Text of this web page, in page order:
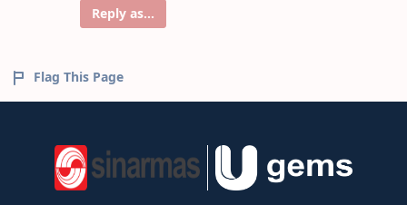
Reply as...
Flag This Page